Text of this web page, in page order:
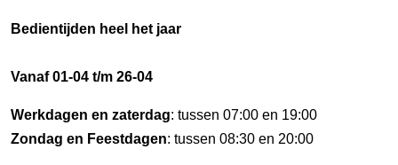
Bedientijden heel het jaar
Vanaf 01-04 t/m 26-04
Werkdagen en zaterdag: tussen 07:00 en 19:00
Zondag en Feestdagen: tussen 08:30 en 20:00